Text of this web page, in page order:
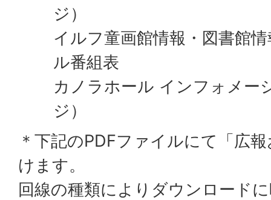
ジ）
イルフ童画館情報・図書館
ル番組表
カノラホール インフォメー
ジ）
＊下記のPDFファイルにて「広
けます。
回線の種類によりダウンロード